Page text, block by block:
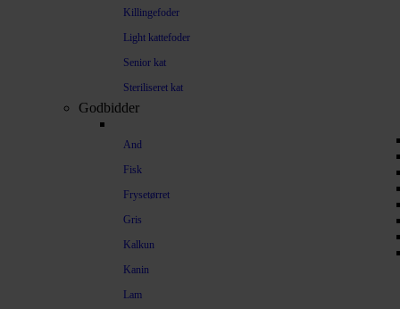
Killingefoder
Light kattefoder
Senior kat
Steriliseret kat
Godbidder
And
Fisk
Frysetørret
Gris
Kalkun
Kanin
Lam